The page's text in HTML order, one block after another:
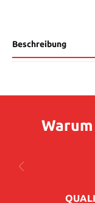
Beschreibung